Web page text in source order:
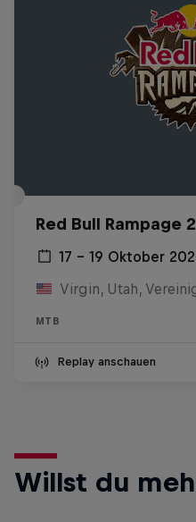
Red Bull Rampage
17 – 19 Oktober
Virgin, Utah,
MTB
Replay anschauen
Willst du